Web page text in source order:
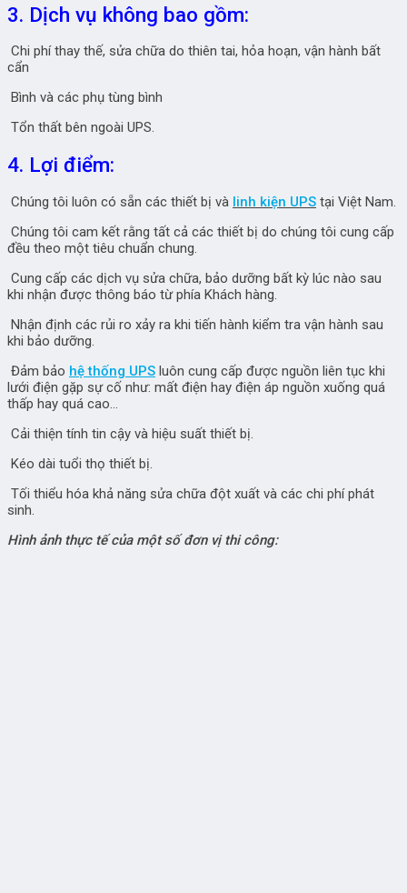
3. Dịch vụ không bao gồm:
Chi phí thay thế, sửa chữa do thiên tai, hỏa hoạn, vận hành bất
cẩn
Bình và các phụ tùng bình
Tổn thất bên ngoài UPS.
4. Lợi điểm:
Chúng tôi luôn có sẵn các thiết bị và linh kiện UPS tại Việt Nam.
Chúng tôi cam kết rằng tất cả các thiết bị do chúng tôi cung cấp
đều theo một tiêu chuẩn chung.
Cung cấp các dịch vụ sửa chữa, bảo dưỡng bất kỳ lúc nào sau
khi nhận được thông báo từ phía Khách hàng.
Nhận định các rủi ro xảy ra khi tiến hành kiểm tra vận hành sau
khi bảo dưỡng.
Đảm bảo hệ thống UPS luôn cung cấp được nguồn liên tục khi
lưới điện gặp sự cố như: mất điện hay điện áp nguồn xuống quá
thấp hay quá cao…
Cải thiện tính tin cậy và hiệu suất thiết bị.
Kéo dài tuổi thọ thiết bị.
Tối thiểu hóa khả năng sửa chữa đột xuất và các chi phí phát
sinh.
Hình ảnh thực tế của một số đơn vị thi công: